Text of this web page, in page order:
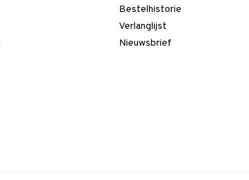
Bestelhistorie
Verlanglijst
Nieuwsbrief